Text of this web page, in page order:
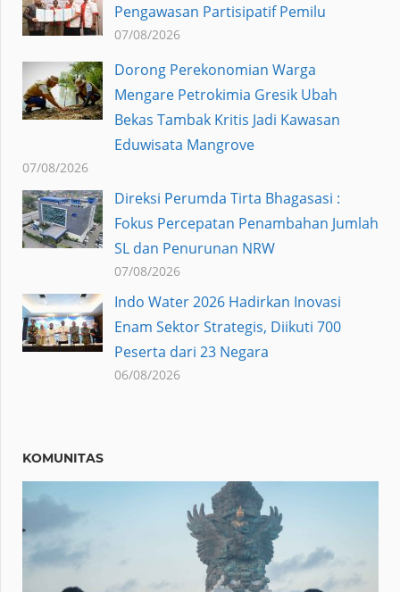
Pengawasan Partisipatif Pemilu
07/08/2026
Dorong Perekonomian Warga
Mengare Petrokimia Gresik Ubah
Bekas Tambak Kritis Jadi Kawasan
Eduwisata Mangrove
07/08/2026
Direksi Perumda Tirta Bhagasasi :
Fokus Percepatan Penambahan Jumlah
SL dan Penurunan NRW
07/08/2026
Indo Water 2026 Hadirkan Inovasi
Enam Sektor Strategis, Diikuti 700
Peserta dari 23 Negara
06/08/2026
KOMUNITAS